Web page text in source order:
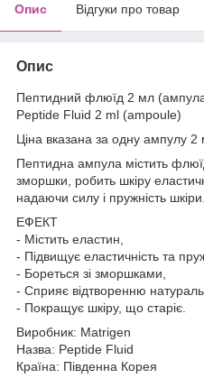
Опис Відгуки про товар
Опис
Пептидний флюїд 2 мл
Peptide Fluid 2 ml (ampoule)
Ціна вказана за одну ампулу 2
Пептидна ампула містить
зморшки, робить шкіру
надаючи силу і пружність шкіри.
ЕФЕКТ
- Містить еластин,
- Підвищує еластичність та
- Бореться зі зморшками,
- Сприяє відтворенню
- Покращує шкіру, що старіє.
Виробник: Matrigen
Назва: Peptide Fluid
Країна: Південна Корея